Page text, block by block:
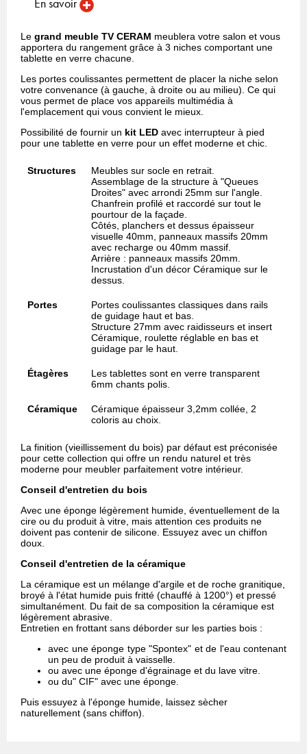
Le grand meuble TV CERAM meublera votre salon et vous
apportera du rangement grâce à 3 niches comportant une
tablette en verre chacune.
Les portes coulissantes permettent de placer la niche selon
votre convenance (à gauche, à droite ou au milieu). Ce qui
vous permet de place vos appareils multimédia à
l'emplacement qui vous convient le mieux.
Possibilité de fournir un kit LED avec interrupteur à pied
pour une tablette en verre pour un effet moderne et chic.
Structures
Meubles sur socle en retrait.
Assemblage de la structure à "Queues
Droites" avec arrondi 25mm sur l'angle.
Chanfrein profilé et raccordé sur tout le
pourtour de la façade.
Côtés, planchers et dessus épaisseur
visuelle 40mm, panneaux massifs 20mm
avec recharge ou 40mm massif.
Arrière : panneaux massifs 20mm.
Incrustation d'un décor Céramique sur le
dessus.
Portes
Portes coulissantes classiques dans rails
de guidage haut et bas.
Structure 27mm avec raidisseurs et insert
Céramique, roulette réglable en bas et
guidage par le haut.
Étagères
Les tablettes sont en verre transparent
6mm chants polis.
Céramique
Céramique épaisseur 3,2mm collée, 2
coloris au choix.
La finition (vieillissement du bois) par défaut est préconisée
pour cette collection qui offre un rendu naturel et très
moderne pour meubler parfaitement votre intérieur.
Conseil d'entretien du bois
Avec une éponge légèrement humide, éventuellement de la
cire ou du produit à vitre, mais attention ces produits ne
doivent pas contenir de silicone. Essuyez avec un chiffon
doux.
Conseil d'entretien de la céramique
La céramique est un mélange d'argile et de roche granitique,
broyé à l'état humide puis fritté (chauffé à 1200°) et pressé
simultanément. Du fait de sa composition la céramique est
légèrement abrasive.
Entretien en frottant sans déborder sur les parties bois :
avec une éponge type "Spontex" et de l'eau contenant
un peu de produit à vaisselle.
ou avec une éponge d'égrainage et du lave vitre.
ou du" CIF" avec une éponge.
Puis essuyez à l'éponge humide, laissez sècher
naturellement (sans chiffon).